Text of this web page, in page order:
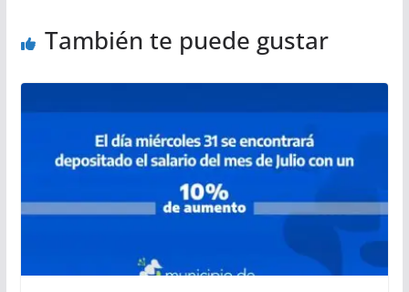
También te puede gustar